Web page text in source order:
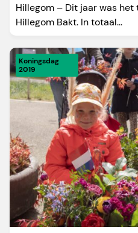
Hillegom – Dit jaar was het
Hillegom Bakt. In totaal...
Koningsdag
2019